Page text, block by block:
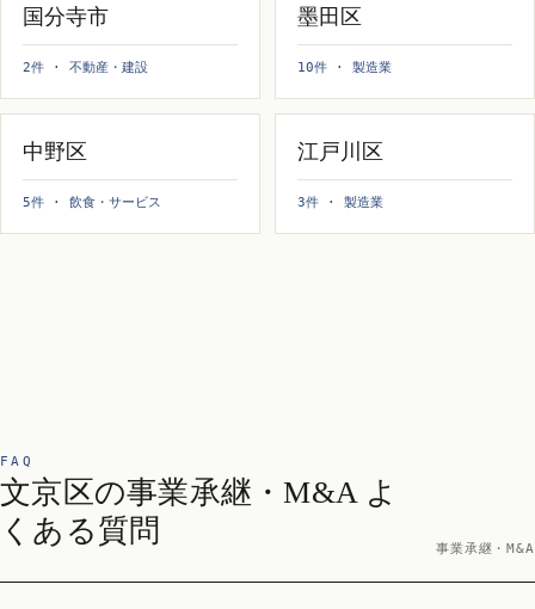
国分寺市
2件 · 不動産・建設
墨田区
10件 · 製造業
中野区
5件 · 飲食・サービス
江戸川区
3件 · 製造業
FAQ
文京区の事業承継・M&A よ
くある質問
事業承継・M&A